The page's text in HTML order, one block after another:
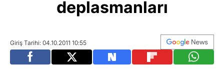
deplasmanları
Giriş Tarihi: 04.10.2011 10:55